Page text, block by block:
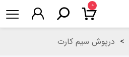
۰
> درپوش سیم کارت